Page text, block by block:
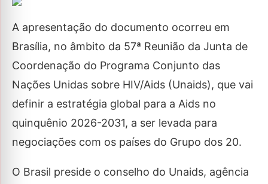
A apresentação do documento ocorreu em
Brasília, no âmbito da 57ª Reunião da Junta de
Coordenação do Programa Conjunto das
Nações Unidas sobre HIV/Aids (Unaids), que vai
definir a estratégia global para a Aids no
quinquênio 2026-2031, a ser levada para
negociações com os países do Grupo dos 20.
O Brasil preside o conselho do Unaids, agência